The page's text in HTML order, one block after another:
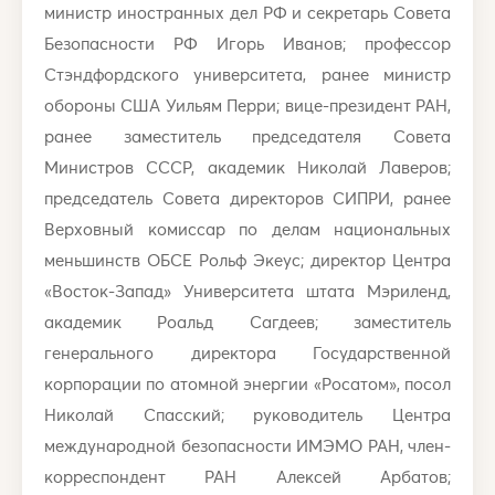
министр иностранных дел РФ и секретарь Совета
Безопасности РФ Игорь Иванов; профессор
Стэндфордского университета, ранее министр
обороны США Уильям Перри; вице-президент РАН,
ранее заместитель председателя Совета
Министров СССР, академик Николай Лаверов;
председатель Совета директоров СИПРИ, ранее
Верховный комиссар по делам национальных
меньшинств ОБСЕ Рольф Экеус; директор Центра
«Восток-Запад» Университета штата Мэриленд,
академик Роальд Сагдеев; заместитель
генерального директора Государственной
корпорации по атомной энергии «Росатом», посол
Николай Спасский; руководитель Центра
международной безопасности ИМЭМО РАН, член-
корреспондент РАН Алексей Арбатов;